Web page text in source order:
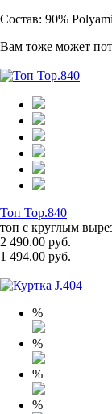
Состав: 90%
Вам тоже может
Топ Top.840
топ с круглым
2 490.00 руб.
1 494.00 руб.
%
%
%
%